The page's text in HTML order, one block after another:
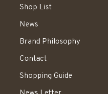
Shop List
News
Brand Philosophy
Contact
Shopping Guide